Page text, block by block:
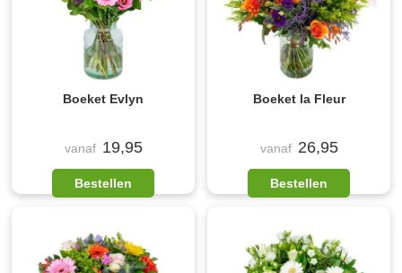
Boeket Evlyn
vanaf 19,95
Bestellen
Boeket la Fleur
vanaf 26,95
Bestellen